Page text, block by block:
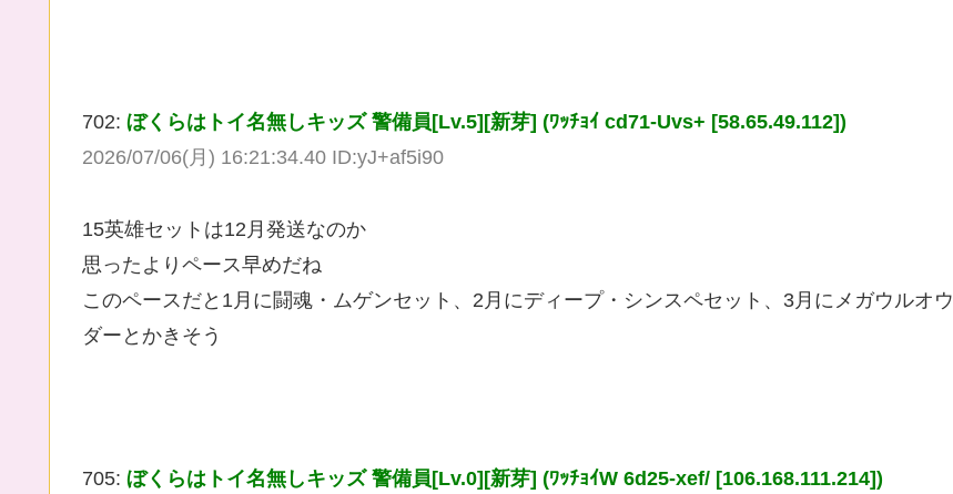
702: ぼくらはトイ名無しキッズ 警備員[Lv.5][新芽] (ﾜｯﾁｮｲ cd71-Uvs+ [58.65.49.112])
2026/07/06(月) 16:21:34.40 ID:yJ+af5i90
15英雄セットは12月発送なのか
思ったよりペース早めだね
このペースだと1月に闘魂・ムゲンセット、2月にディープ・シンスペセット、3月にメガウルオウ
ダーとかきそう
705: ぼくらはトイ名無しキッズ 警備員[Lv.0][新芽] (ﾜｯﾁｮｲW 6d25-xef/ [106.168.111.214])